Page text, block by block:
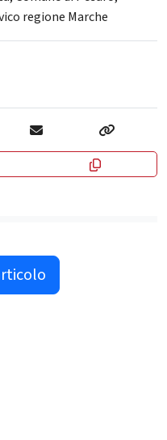
regione Marche